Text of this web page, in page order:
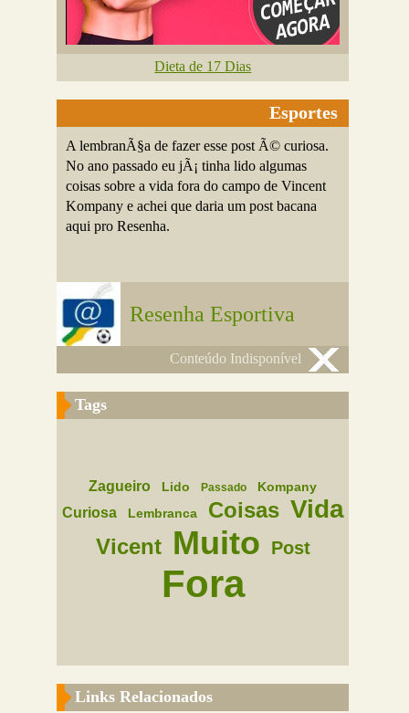
Dieta de 17 Dias
Esportes
A lembranÃ§a de fazer esse post Ã© curiosa.
No ano passado eu jÃ¡ tinha lido algumas
coisas sobre a vida fora do campo de Vincent
Kompany e achei que daria um post bacana
aqui pro Resenha.
Resenha Esportiva
Conteúdo Indisponível
Tags
Zagueiro Lido Passado Kompany
Curiosa Lembranca Coisas Vida
Vicent Muito Post
Fora
Links Relacionados